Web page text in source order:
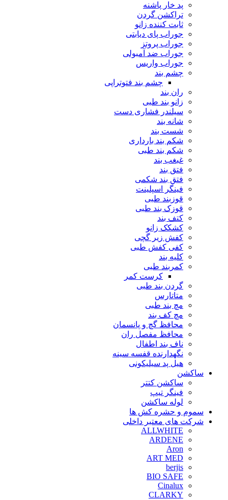
پد خار پاشنه
تراکشن گردن
ثابت کننده زانو
جوراب پای دیابتی
جوراب پروتز
جوراب ضد آمبولی
جوراب واریس
چشم بند
چشم بند فتوتراپی
ران بند
زانو بند طبی
سیلندر فشاری دست
شانه بند
شست بند
شکم بند بارداری
شکم بند طبی
غبغب بند
فتق بند
فتق بند شکمی
فینگر اسپلینت
قوزبند طبی
قوزک بند طبی
کتف بند
کشکک زانو
کفش زیر گچی
کفی کفش طبی
کلیه بند
کمربند طبی
کرست کمر
گردن بند طبی
متاتارس
مچ بند طبی
مچ کف بند
محافظ گچ و پانسمان
محافظ مفصل ران
ناف بند اطفال
نگهدارنده قفسه سینه
هیل پد سیلیکونی
ساکشن
ساکشن کتتر
فینگر تیپ
لوله ساکشن
سموم و حشره کش ها
شرکت های معتبر داخلی
ALLWHITE
ARDENE
Aron
ART MED
berjis
BIO SAFE
Cinalux
CLARKY